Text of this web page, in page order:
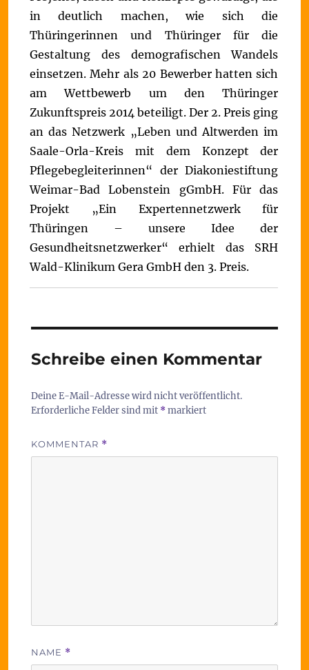
in deutlich machen, wie sich die
Thüringerinnen und Thüringer für die
Gestaltung des demografischen Wandels
einsetzen. Mehr als 20 Bewerber hatten sich
am Wettbewerb um den Thüringer
Zukunftspreis 2014 beteiligt. Der 2. Preis ging
an das Netzwerk „Leben und Altwerden im
Saale-Orla-Kreis mit dem Konzept der
Pflegebegleiterinnen“ der Diakoniestiftung
Weimar-Bad Lobenstein gGmbH. Für das
Projekt „Ein Expertennetzwerk für
Thüringen – unsere Idee der
Gesundheitsnetzwerker“ erhielt das SRH
Wald-Klinikum Gera GmbH den 3. Preis.
Schreibe einen Kommentar
Deine E-Mail-Adresse wird nicht veröffentlicht.
Erforderliche Felder sind mit *markiert
KOMMENTAR *
NAME *